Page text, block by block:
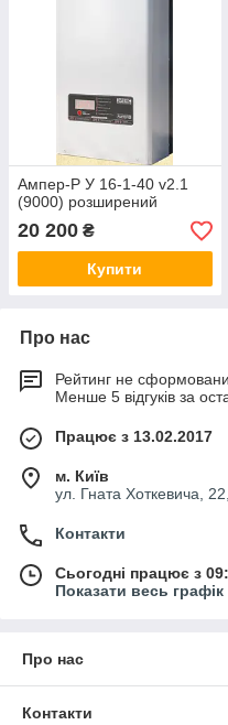
Ампер-Р У 16-1-40 v2.1
(9000) розширений
20 200 ₴
Купити
Про нас
Рейтинг не
Менше 5 відгуків за
Працює з 13.02.2017
м. Київ
ул. Гната Хоткевича,
Контакти
Сьогодні працює з
Показати весь
Про нас
Контакти